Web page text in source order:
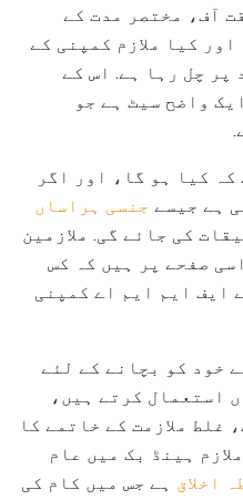
آف، مختصر مدت کے
کیا ملازم کمپنی کے
پر چل رہا ہے. اس کے
واضح سیٹ ہے جو
کیا ہو گا، اور اگر
ہے جیسے جنسی ہراساں
کی جائے گی. ملازمین
صفحے پر ہیں کہ کس
ایف ایم ایم اے کمپنی
خود کو بچانے کے لئے
استعمال کرتے ہیں،
غلط ملازمت کے خاتمے کا
ہینڈ بک میں عام
اخلاق ہے جس میں کام کی